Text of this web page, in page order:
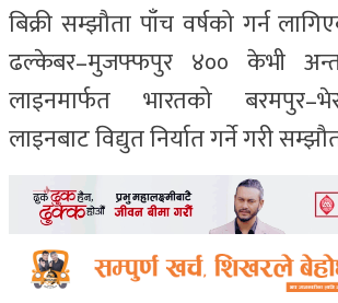
बिक्री सम्झौता पाँच वर्षको गर्न
ढल्केबर–मुजफ्फपुर ४०० केभी
लाइनमार्फत भारतको
लाइनबाट विद्युत निर्यात गर्ने गरी